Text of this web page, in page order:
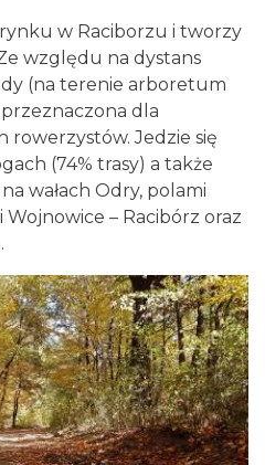
w Raciborzu i tworzy
względu na dystans
(na terenie arboretum
dla
rowerzystów. Jedzie się
(74% trasy) a także
wałach Odry, polami
Wojnowice – Racibórz oraz